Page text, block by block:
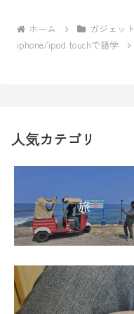
ホーム ガジェット
iphone/ipod touchで語学
人気カテゴリ
旅